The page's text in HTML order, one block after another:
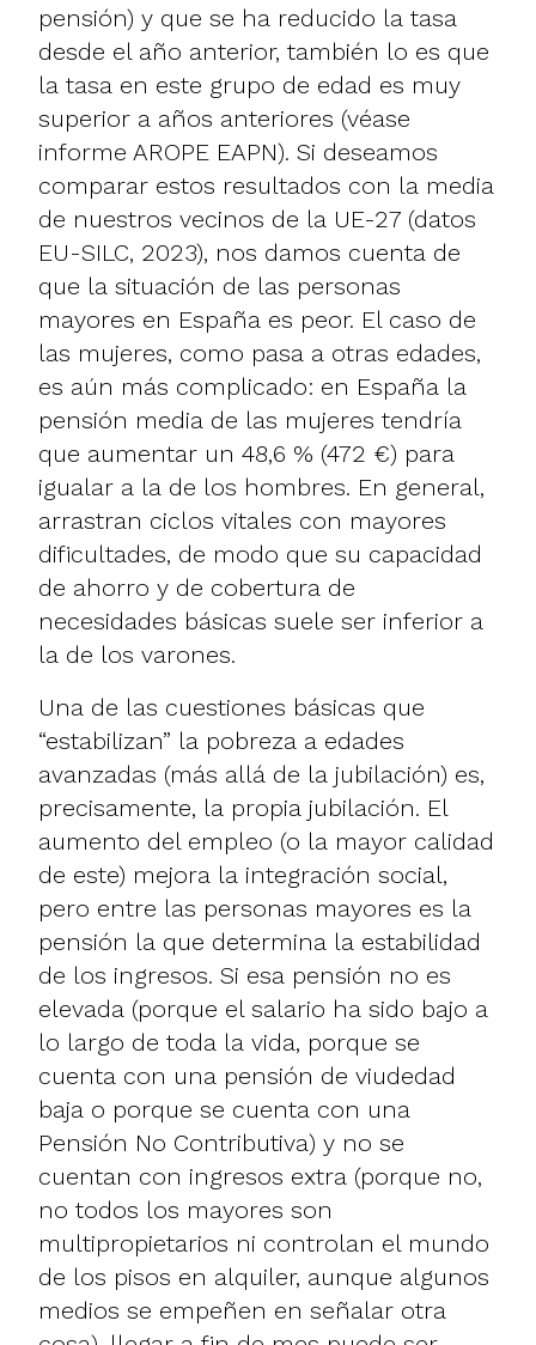
pensión) y que se ha reducido la tasa
desde el año anterior, también lo es que
la tasa en este grupo de edad es muy
superior a años anteriores (véase
informe AROPE EAPN). Si deseamos
comparar estos resultados con la media
de nuestros vecinos de la UE-27 (datos
EU-SILC, 2023), nos damos cuenta de
que la situación de las personas
mayores en España es peor. El caso de
las mujeres, como pasa a otras edades,
es aún más complicado: en España la
pensión media de las mujeres tendría
que aumentar un 48,6 % (472 €) para
igualar a la de los hombres. En general,
arrastran ciclos vitales con mayores
dificultades, de modo que su capacidad
de ahorro y de cobertura de
necesidades básicas suele ser inferior a
la de los varones.
Una de las cuestiones básicas que
“estabilizan” la pobreza a edades
avanzadas (más allá de la jubilación) es,
precisamente, la propia jubilación. El
aumento del empleo (o la mayor calidad
de este) mejora la integración social,
pero entre las personas mayores es la
pensión la que determina la estabilidad
de los ingresos. Si esa pensión no es
elevada (porque el salario ha sido bajo a
lo largo de toda la vida, porque se
cuenta con una pensión de viudedad
baja o porque se cuenta con una
Pensión No Contributiva) y no se
cuentan con ingresos extra (porque no,
no todos los mayores son
multipropietarios ni controlan el mundo
de los pisos en alquiler, aunque algunos
medios se empeñen en señalar otra